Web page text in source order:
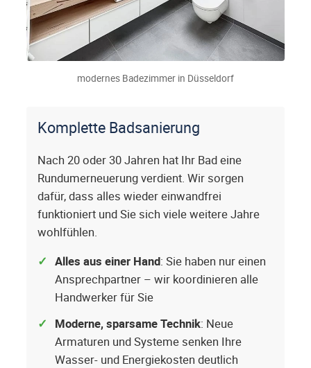
modernes Badezimmer in Düsseldorf
Komplette Badsanierung
Nach 20 oder 30 Jahren hat Ihr Bad eine
Rundumerneuerung verdient. Wir sorgen
dafür, dass alles wieder einwandfrei
funktioniert und Sie sich viele weitere Jahre
wohlfühlen.
Alles aus einer Hand: Sie haben nur einen
Ansprechpartner – wir koordinieren alle
Handwerker für Sie
Moderne, sparsame Technik: Neue
Armaturen und Systeme senken Ihre
Wasser- und Energiekosten deutlich